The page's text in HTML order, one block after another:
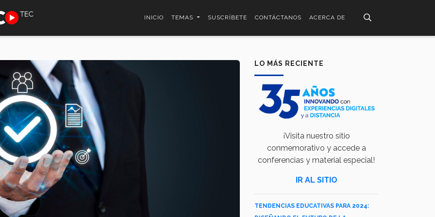
INICIO TEMAS SUSCRÍBETE CONTÁCTANOS ACERCA DE
LO MÁS RECIENTE
¡Visita nuestro sitio
conmemorativo y accede a
conferencias y material especial!
IR AL SITIO
TENDENCIAS EDUCATIVAS PARA 2024: